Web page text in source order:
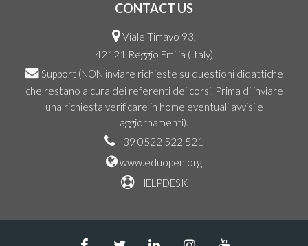
CONTACT US
Viale Timavo 93,
42121 Reggio Emilia (Italy)
Support (NON inviare richieste su questioni didattiche
che restano a cura dei referenti dei corsi. Prima di inviare
una richiesta verificare in home eventuali avvisi e
aggiornamenti).
+39 0522 522 521
www.eduopen.org
HELPDESK